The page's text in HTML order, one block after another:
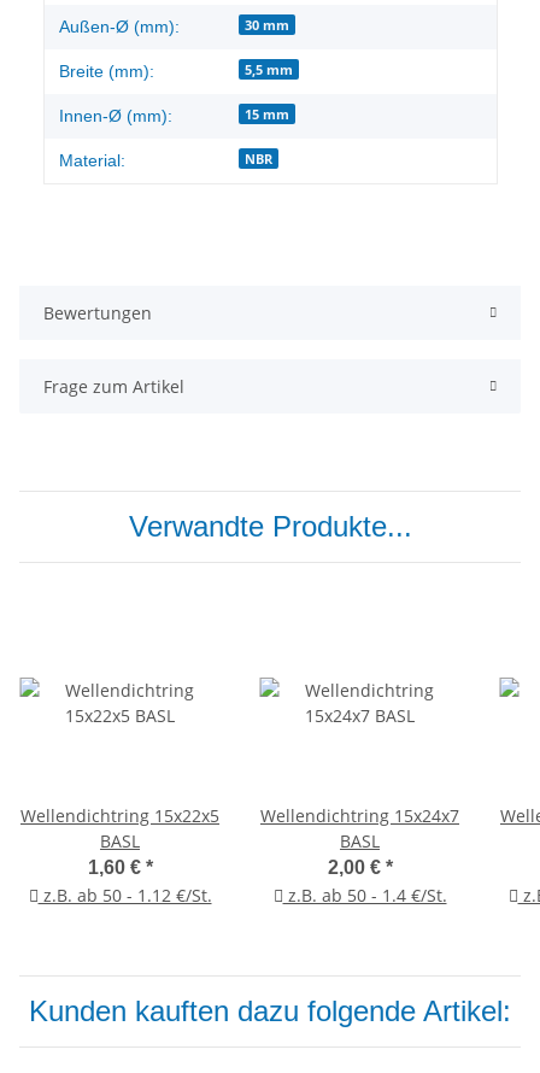
Außen-Ø (mm): 30 mm
Breite (mm): 5,5 mm
Innen-Ø (mm): 15 mm
Material: NBR
Bewertungen
Frage zum Artikel
Verwandte Produkte...
Wellendichtring 15x22x5
BASL
1,60 € *
z.B. ab 50 - 1.12 €/St.
Wellendichtring 15x24x7
BASL
2,00 € *
z.B. ab 50 - 1.4 €/St.
Kunden kauften dazu folgende Artikel: